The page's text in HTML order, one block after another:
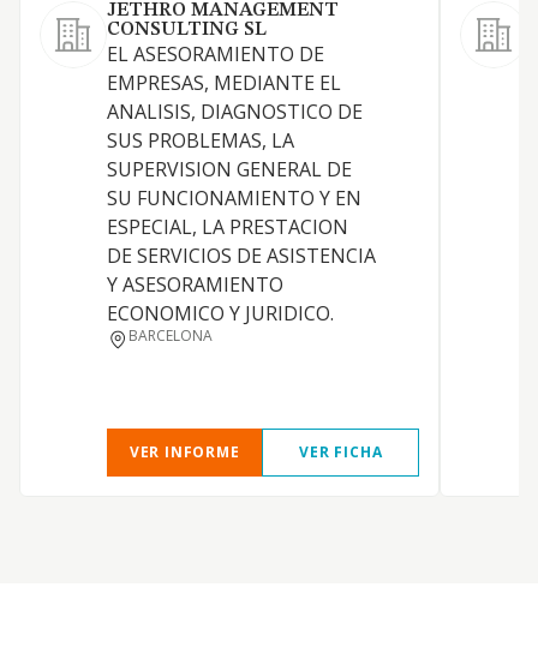
JETHRO MANAGEMENT
CONSULTING SL
EL ASESORAMIENTO DE
EMPRESAS, MEDIANTE EL
ANALISIS, DIAGNOSTICO DE
SUS PROBLEMAS, LA
SUPERVISION GENERAL DE
SU FUNCIONAMIENTO Y EN
ESPECIAL, LA PRESTACION
DE SERVICIOS DE ASISTENCIA
Y ASESORAMIENTO
ECONOMICO Y JURIDICO.
BARCELONA
VER INFORME VER FICHA